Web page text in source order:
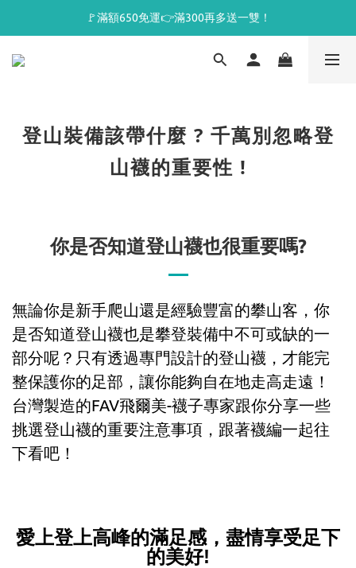
🚩滿額650免運👉滿300再多送一雙！
登山裝備該帶什麼 ? 千萬別忽略登
山襪的重要性 !
你是否知道登山襪也很重要嗎?
無論你是新手爬山還是經驗豐富的攀山客，你
是否知道登山襪也是攀登裝備中不可或缺的一
部分呢？只有透過專門設計的登山襪，才能完
整保護你的足部，讓你能夠自在地走高走遠！
台灣製造的FAV飛爾美-襪子專家跟你分享一些
挑選登山襪的重要注意事項，跟著襪編一起往
下看吧！
愛上登上高峰的滿足感，盡情享受足下
的美好!